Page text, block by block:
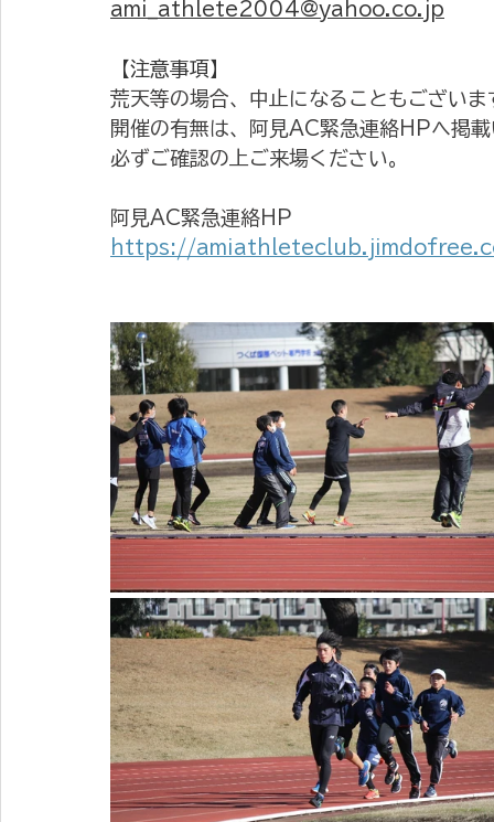
ami_athlete2004@yahoo.co.jp
【注意事項】
荒天等の場合、中止になることもございま
開催の有無は、阿見AC緊急連絡HPへ掲
必ずご確認の上ご来場ください。
阿見AC緊急連絡HP
https://